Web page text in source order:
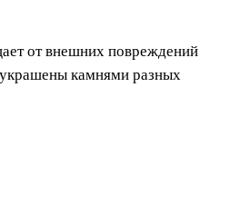
от внешних повреждений
камнями разных